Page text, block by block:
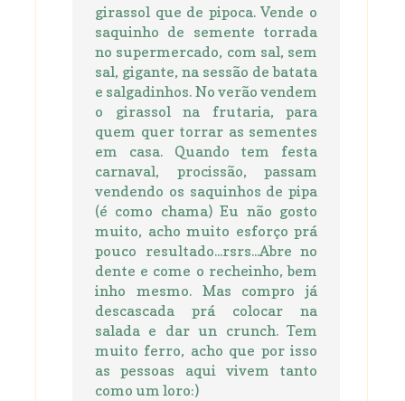
girassol que de pipoca. Vende o
saquinho de semente torrada
no supermercado, com sal, sem
sal, gigante, na sessão de batata
e salgadinhos. No verão vendem
o girassol na frutaria, para
quem quer torrar as sementes
em casa. Quando tem festa
carnaval, procissão, passam
vendendo os saquinhos de pipa
(é como chama) Eu não gosto
muito, acho muito esforço prá
pouco resultado...rsrs...Abre no
dente e come o recheinho, bem
inho mesmo. Mas compro já
descascada prá colocar na
salada e dar un crunch. Tem
muito ferro, acho que por isso
as pessoas aqui vivem tanto
como um loro:)